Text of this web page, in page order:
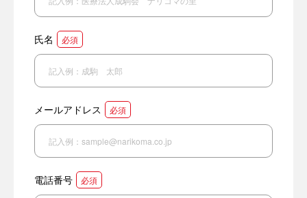
氏名 必須
メールアドレス 必須
電話番号 必須